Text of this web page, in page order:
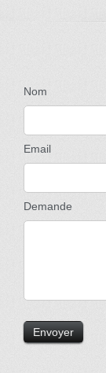
Nom
Email
Demande